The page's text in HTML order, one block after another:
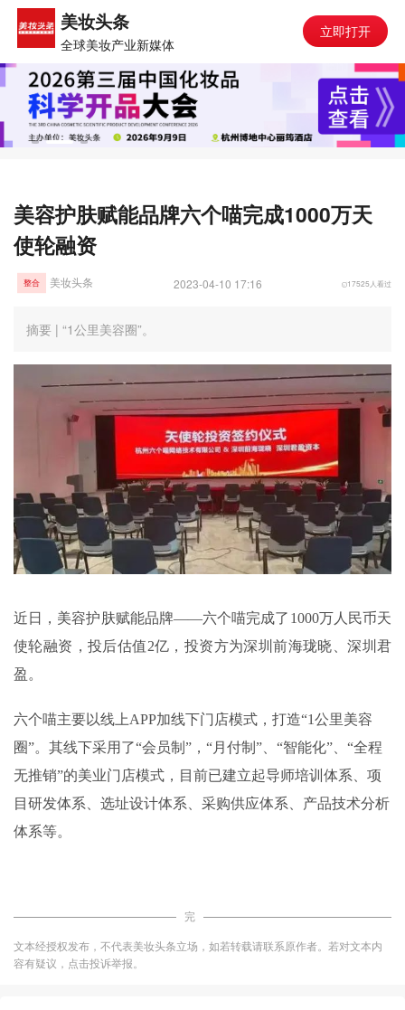
美妆头条
全球美妆产业新媒体
立即打开
美容护肤赋能品牌六个喵完成1000万天
使轮融资
整合 美妆头条 2023-04-10 17:16 17525人看过
摘要 | “1公里美容圈”。
近日，美容护肤赋能品牌——六个喵完成了1000万人民币天
使轮融资，投后估值2亿，投资方为深圳前海珑晓、深圳君
盈。
六个喵主要以线上APP加线下门店模式，打造“1公里美容
圈”。其线下采用了“会员制”，“月付制”、“智能化”、“全程
无推销”的美业门店模式，目前已建立起导师培训体系、项
目研发体系、选址设计体系、采购供应体系、产品技术分析
体系等。
完
文本经授权发布，不代表美妆头条立场，如若转载请联系原作者。若对文本内
容有疑议，点击投诉举报。